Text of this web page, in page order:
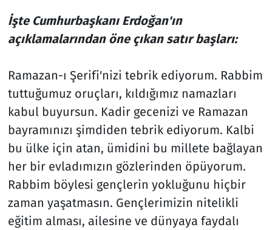
İşte Cumhurbaşkanı Erdoğan'ın
açıklamalarından öne çıkan satır başları:
Ramazan-ı Şerifi'nizi tebrik ediyorum. Rabbim
tuttuğumuz oruçları, kıldığımız namazları
kabul buyursun. Kadir gecenizi ve Ramazan
bayramınızı şimdiden tebrik ediyorum. Kalbi
bu ülke için atan, ümidini bu millete bağlayan
her bir evladımızın gözlerinden öpüyorum.
Rabbim böylesi gençlerin yokluğunu hiçbir
zaman yaşatmasın. Gençlerimizin nitelikli
eğitim alması, ailesine ve dünyaya faydalı